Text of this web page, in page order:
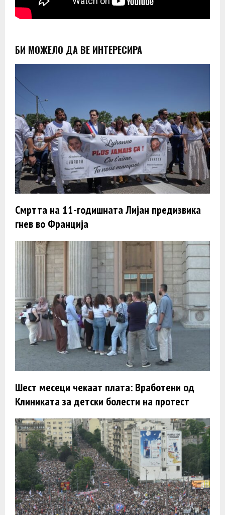
БИ МОЖЕЛО ДА ВЕ ИНТЕРЕСИРА
Смртта на 11-годишната Лијан предизвика
гнев во Франција
Шест месеци чекаат плата: Вработени од
Клиниката за детски болести на протест